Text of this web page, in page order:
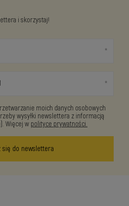
i skorzystaj!
moich danych osobowych
wysyłki newslettera z informacją
Więcej w polityce prywatności.
się do newslettera